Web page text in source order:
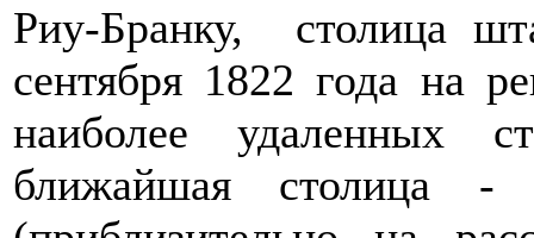
Риу-Бранку, столица
сентября 1822 года на
наиболее
ближайшая столица